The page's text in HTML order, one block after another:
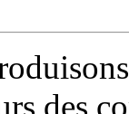
des